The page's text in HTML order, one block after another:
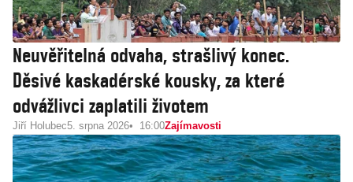
Neuvěřitelná odvaha, strašlivý konec.
Děsivé kaskadérské kousky, za které
odvážlivci zaplatili životem
Jiří Holubec5. srpna 2026 16:00Zajímavosti